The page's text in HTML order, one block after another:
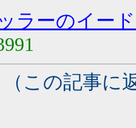
ラーのイー
（この記事に